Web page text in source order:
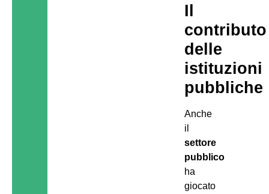
Il
contributo
delle
istituzioni
pubbliche
Anche
il
settore
pubblico
ha
giocato